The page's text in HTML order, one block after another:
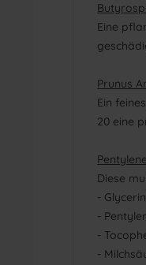
Eine
Prunus
Ein
20 eine
Diese
-
-
-
-